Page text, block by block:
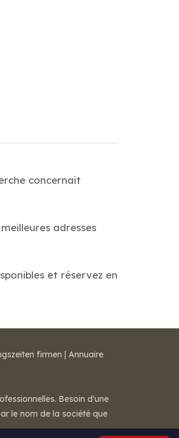
concernait
adresses
et réservez en
firmen | Annuaire
Besoin d'une
le nom de la société que